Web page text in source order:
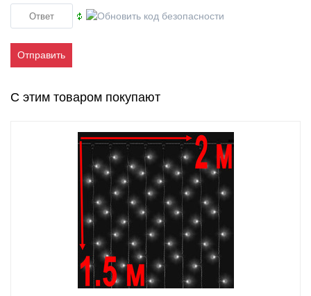
Отправить
С этим товаром покупают